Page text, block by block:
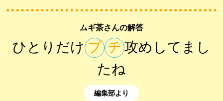
ムギ茶さんの解答
ひとりだけ プ チ攻めしてまし
たね
編集部より